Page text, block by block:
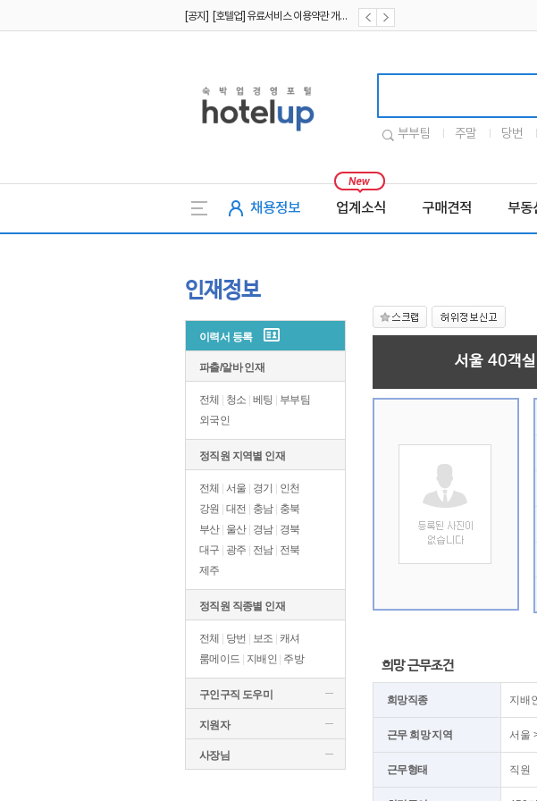
[공지] [호텔업] 유료서비스 이용약관 개정본2 (19.09.02)
부부팀 주말 당번
채용정보 업계소식 구매견적 부동
인재정보
이력서 등록
파출/알바 인재
전체 청소 베팅
부부팀
외국인
정직원 지역별 인재
전체 서울 경기
인천
강원
대전 충남 충북
부산 울산 경남 경북
대구
광주 전남 전북
제주
정직원 직종별 인재
전체 당번 보조 캐셔
룸메이드
지배인 주방
구인구직 도우미
지원자
사장님
서울 40객
희망 근무조건
희망직종 지배
근무 희망 지역 서울
근무형태 직원